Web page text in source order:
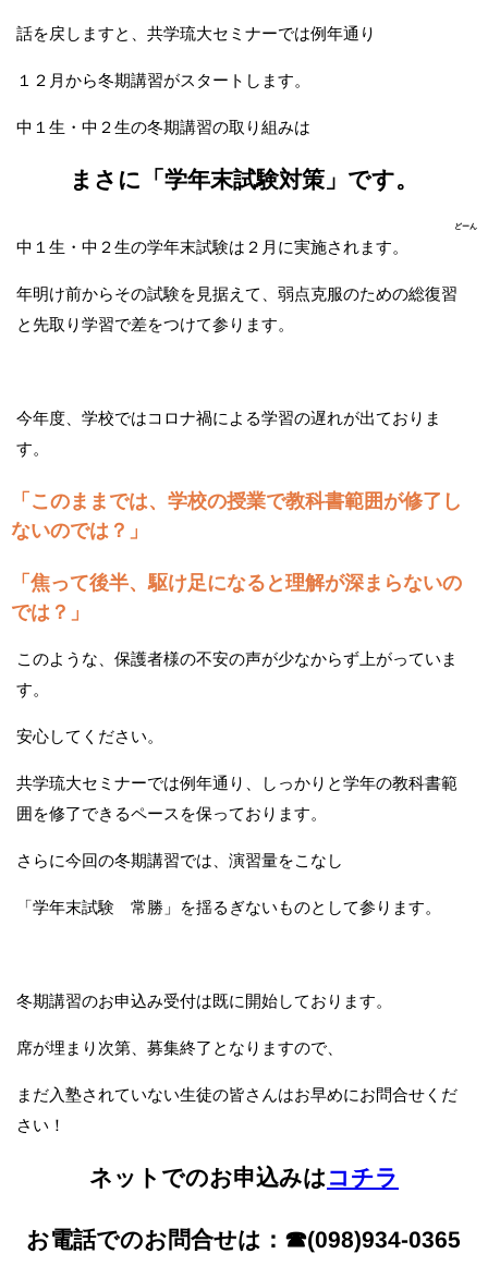
話を戻しますと、共学琉大セミナーでは例年通り
１２月から冬期講習がスタートします。
中１生・中２生の冬期講習の取り組みは
まさに「学年末試験対策」です。
どーん
中１生・中２生の学年末試験は２月に実施されます。
年明け前からその試験を見据えて、弱点克服のための総復習
と先取り学習で差をつけて参ります。
今年度、学校ではコロナ禍による学習の遅れが出ておりま
す。
「このままでは、学校の授業で教科書範囲が修了し
ないのでは？」
「焦って後半、駆け足になると理解が深まらないの
では？」
このような、保護者様の不安の声が少なからず上がっていま
す。
安心してください。
共学琉大セミナーでは例年通り、しっかりと学年の教科書範
囲を修了できるペースを保っております。
さらに今回の冬期講習では、演習量をこなし
「学年末試験 常勝」を揺るぎないものとして参ります。
冬期講習のお申込み受付は既に開始しております。
席が埋まり次第、募集終了となりますので、
まだ入塾されていない生徒の皆さんはお早めにお問合せくだ
さい！
ネットでのお申込みは コチラ
お電話でのお問合せは：☎(098)934-0365